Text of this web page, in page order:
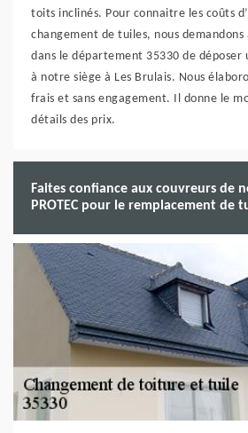
toits inclinés. Pour connaitre les coûts
changement de tuiles, nous
dans le département 35330 de déposer
à notre siège à Les Brulais. Nous
frais et sans engagement. Il donne le
détails des prix.
Faites confiance aux couvreurs de
PROTEC pour le remplacement de